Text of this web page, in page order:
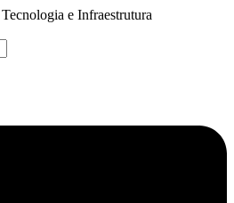
e Infraestrutura